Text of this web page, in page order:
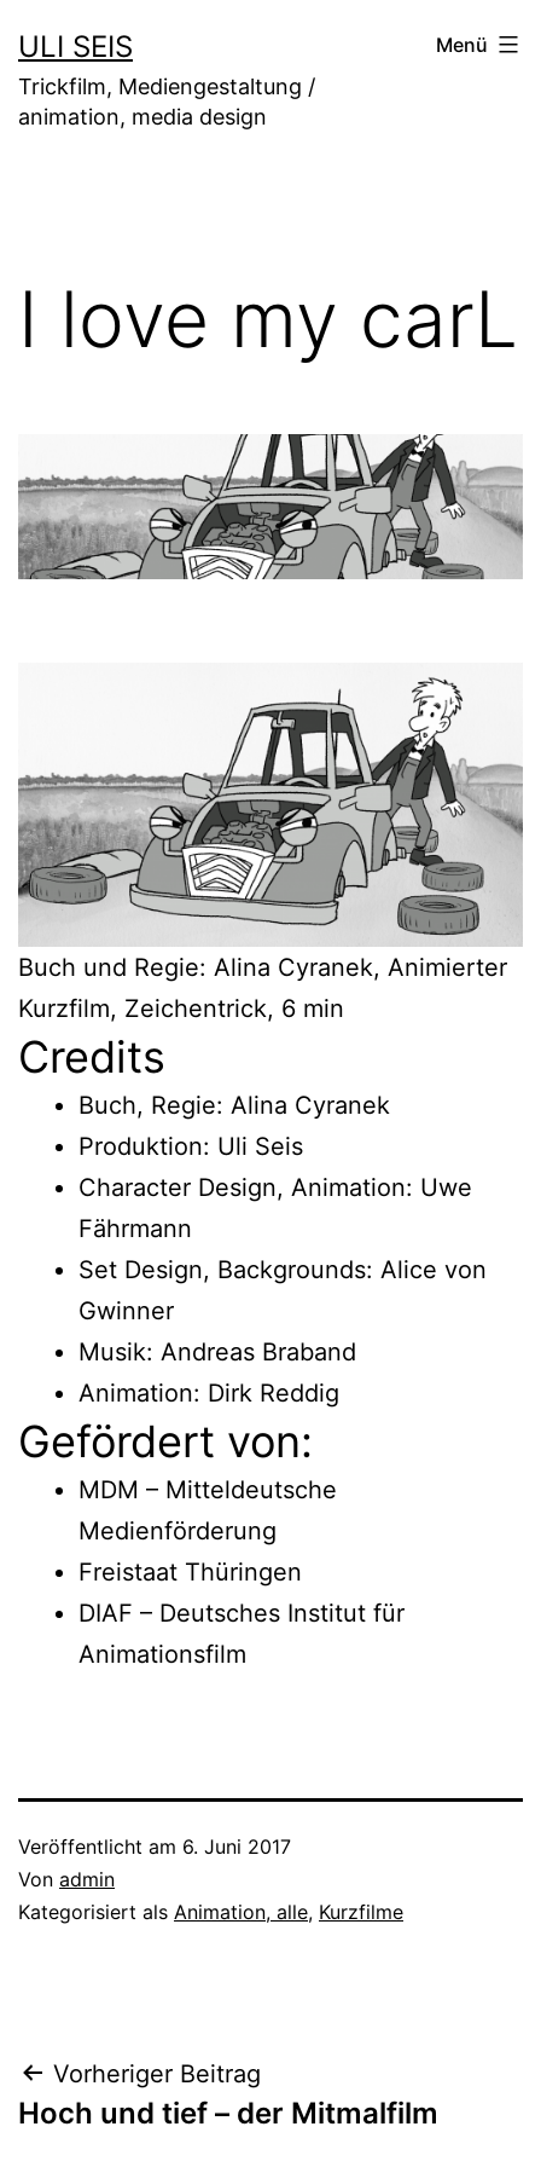
Inhalt
springen
ULI SEIS
Trickfilm, Mediengestaltung /
animation, media design
Menü
I love my carL
Buch und Regie: Alina Cyranek, Animierter
Kurzfilm, Zeichentrick, 6 min
Credits
Buch, Regie: Alina Cyranek
Produktion: Uli Seis
Character Design, Animation: Uwe
Fährmann
Set Design, Backgrounds: Alice von
Gwinner
Musik: Andreas Braband
Animation: Dirk Reddig
Gefördert von:
MDM – Mitteldeutsche
Medienförderung
Freistaat Thüringen
DIAF – Deutsches Institut für
Animationsfilm
Veröffentlicht am 6. Juni 2017
Von admin
Kategorisiert als Animation, alle, Kurzfilme
Beitragsnavigation
Vorheriger Beitrag
Hoch und tief – der Mitmalfilm